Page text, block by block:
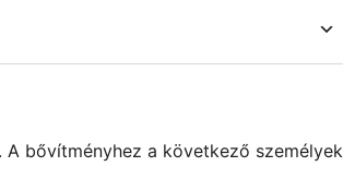
bővítményhez a következő személyek